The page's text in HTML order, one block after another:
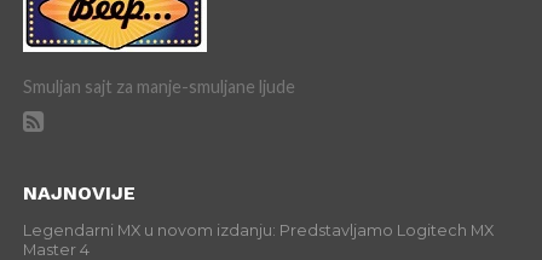
Smuljan sajt za manje-smuljane ljude
NAJNOVIJE
Legendarni MX u novom izdanju: Predstavljamo Logitech MX
Master 4